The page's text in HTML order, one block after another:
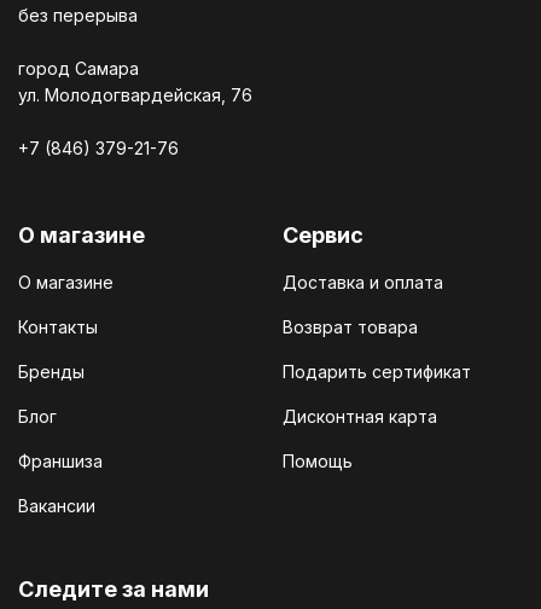
без перерыва
город Самара
ул. Молодогвардейская, 76
+7 (846) 379-21-76
О магазине
О магазине
Контакты
Бренды
Блог
Франшиза
Вакансии
Сервис
Доставка и оплата
Возврат товара
Подарить сертификат
Дисконтная карта
Помощь
Cледите за нами